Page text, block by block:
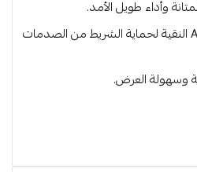
• غلاف مصنوع من مادة ABS النقية لحماية الشريط من الصدمات
وسهولة العرض.